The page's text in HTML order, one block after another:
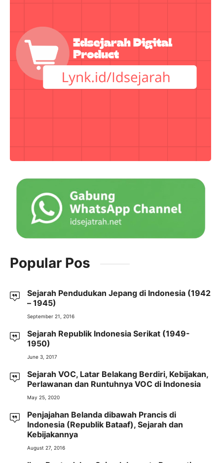
Popular Pos
Sejarah Pendudukan Jepang di Indonesia (1942
– 1945)
September 21, 2016
Sejarah Republik Indonesia Serikat (1949-
1950)
June 3, 2017
Sejarah VOC, Latar Belakang Berdiri, Kebijakan,
Perlawanan dan Runtuhnya VOC di Indonesia
May 25, 2020
Penjajahan Belanda dibawah Prancis di
Indonesia (Republik Bataaf), Sejarah dan
Kebijakannya
August 27, 2016